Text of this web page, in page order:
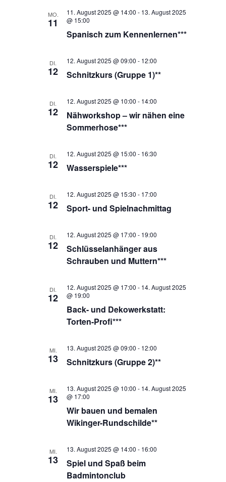
MO.
11
Spanisch zum Kennenlernen***
11. August 2025 @ 14:00 - 13. August 2025
@ 15:00
DI.
12 Schnitzkurs (Gruppe 1)**
12. August 2025 @ 09:00 - 12:00
DI.
12
Nähworkshop – wir nähen eine
Sommerhose***
12. August 2025 @ 10:00 - 14:00
DI.
12 Wasserspiele***
12. August 2025 @ 15:00 - 16:30
DI.
12 Sport- und Spielnachmittag
12. August 2025 @ 15:30 - 17:00
DI.
12
Schlüsselanhänger aus
Schrauben und Muttern***
12. August 2025 @ 17:00 - 19:00
DI.
12
Back- und Dekowerkstatt:
Torten-Profi***
12. August 2025 @ 17:00 - 14. August 2025
@ 19:00
MI.
13 Schnitzkurs (Gruppe 2)**
13. August 2025 @ 09:00 - 12:00
MI.
13
Wir bauen und bemalen
Wikinger-Rundschilde**
13. August 2025 @ 10:00 - 14. August 2025
@ 17:00
MI.
13
Spiel und Spaß beim
Badmintonclub
13. August 2025 @ 14:00 - 16:00